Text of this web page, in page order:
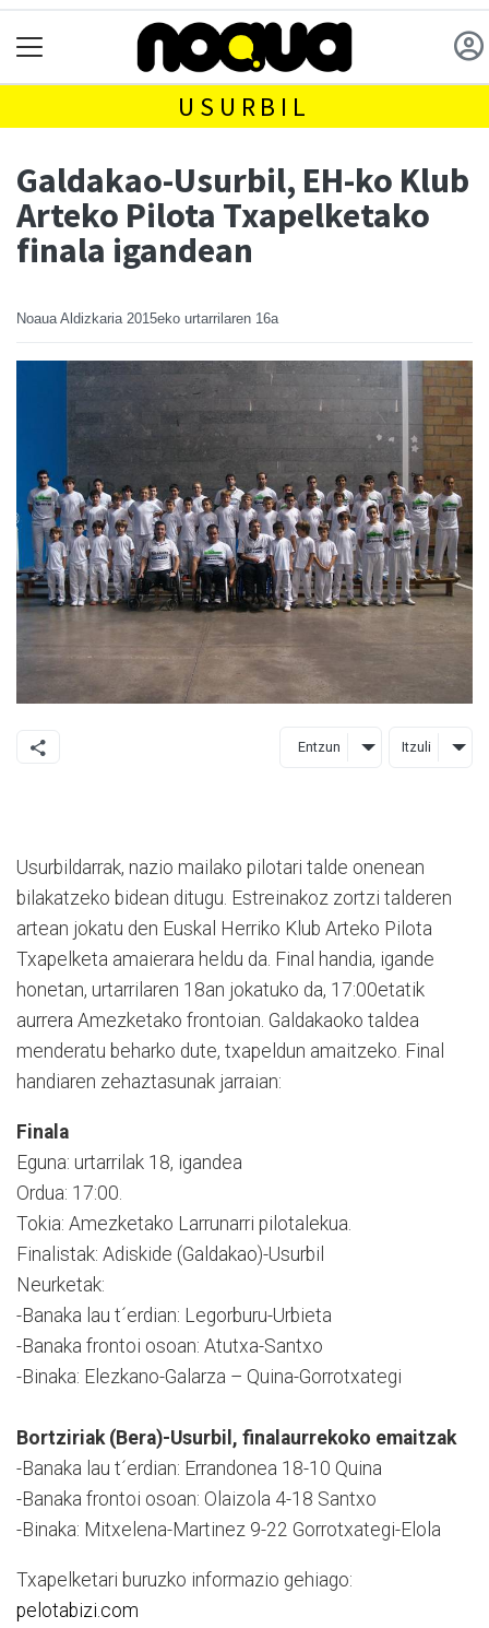
USURBIL
Galdakao-Usurbil, EH-ko Klub
Arteko Pilota Txapelketako
finala igandean
Noaua Aldizkaria 2015eko urtarrilaren 16a
Entzun Itzuli
Usurbildarrak, nazio mailako pilotari talde onenean
bilakatzeko bidean ditugu. Estreinakoz zortzi talderen
artean jokatu den Euskal Herriko Klub Arteko Pilota
Txapelketa amaierara heldu da. Final handia, igande
honetan, urtarrilaren 18an jokatuko da, 17:00etatik
aurrera Amezketako frontoian. Galdakaoko taldea
menderatu beharko dute, txapeldun amaitzeko. Final
handiaren zehaztasunak jarraian:
Finala
Eguna: urtarrilak 18, igandea
Ordua: 17:00.
Tokia: Amezketako Larrunarri pilotalekua.
Finalistak: Adiskide (Galdakao)-Usurbil
Neurketak:
-Banaka lau t´erdian: Legorburu-Urbieta
-Banaka frontoi osoan: Atutxa-Santxo
-Binaka: Elezkano-Galarza – Quina-Gorrotxategi
Bortziriak (Bera)-Usurbil, finalaurrekoko emaitzak
-Banaka lau t´erdian: Errandonea 18-10 Quina
-Banaka frontoi osoan: Olaizola 4-18 Santxo
-Binaka: Mitxelena-Martinez 9-22 Gorrotxategi-Elola
Txapelketari buruzko informazio gehiago:
pelotabizi.com